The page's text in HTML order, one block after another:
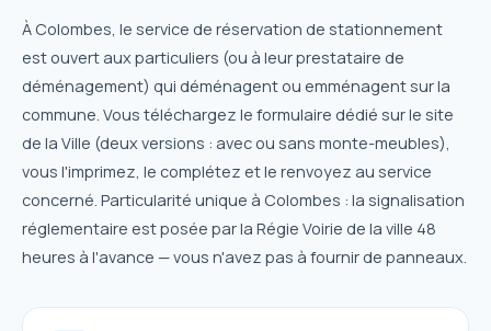
À Colombes, le service de réservation de stationnement
est ouvert aux particuliers (ou à leur prestataire de
déménagement) qui déménagent ou emménagent sur la
commune. Vous téléchargez le formulaire dédié sur le site
de la Ville (deux versions : avec ou sans monte-meubles),
vous l'imprimez, le complétez et le renvoyez au service
concerné. Particularité unique à Colombes : la signalisation
réglementaire est posée par la Régie Voirie de la ville 48
heures à l'avance — vous n'avez pas à fournir de panneaux.